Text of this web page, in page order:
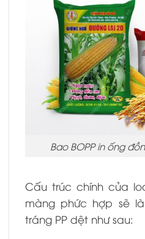
Bao BOPP in ống
Cấu trúc chính của
màng phức hợp sẽ
tráng PP dệt như sau: